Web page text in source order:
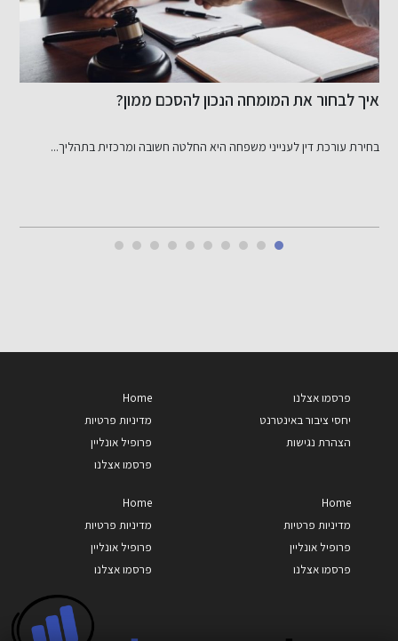
איך לבחור את המומחה הנכון להסכם ממון?
בחירת עורכת דין לענייני משפחה היא החלטה חשובה ומרכזית בתהליך...
פרסמו אצלנו
יחסי ציבור באינטרנט
הצהרת נגישות
Home
מדיניות פרטיות
פרופיל אונליין
פרסמו אצלנו
Home
מדיניות פרטיות
פרופיל אונליין
פרסמו אצלנו
Home
מדיניות פרטיות
פרופיל אונליין
פרסמו אצלנו